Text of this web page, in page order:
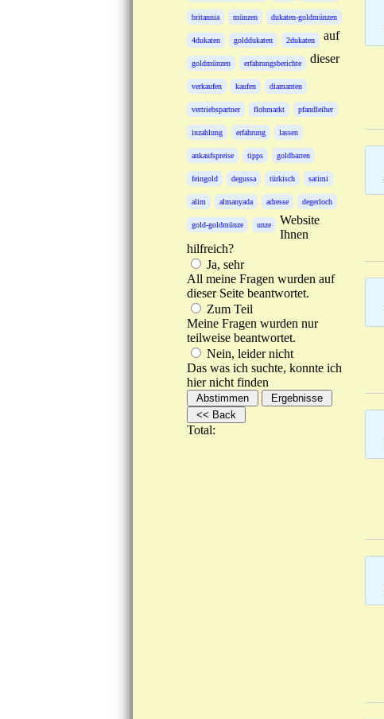
britannia münzen dukaten-goldmünzen
4dukaten golddukaten 2dukaten
goldmünzen erfahrungsberichte
verkaufen kaufen diamanten
vertriebspartner flohmarkt pfandleiher
inzahlung erfahrung lassen
ankaufspreise tipps goldbarren
feingold degussa türkisch satimi
alim almanyada adresse degerloch
gold-goldmünze unze
auf
dieser
Website
Ihnen
hilfreich?
Ja, sehr
All meine Fragen wurden auf
dieser Seite beantwortet.
Zum Teil
Meine Fragen wurden nur
teilweise beantwortet.
Nein, leider nicht
Das was ich suchte, konnte ich
hier nicht finden
Total: